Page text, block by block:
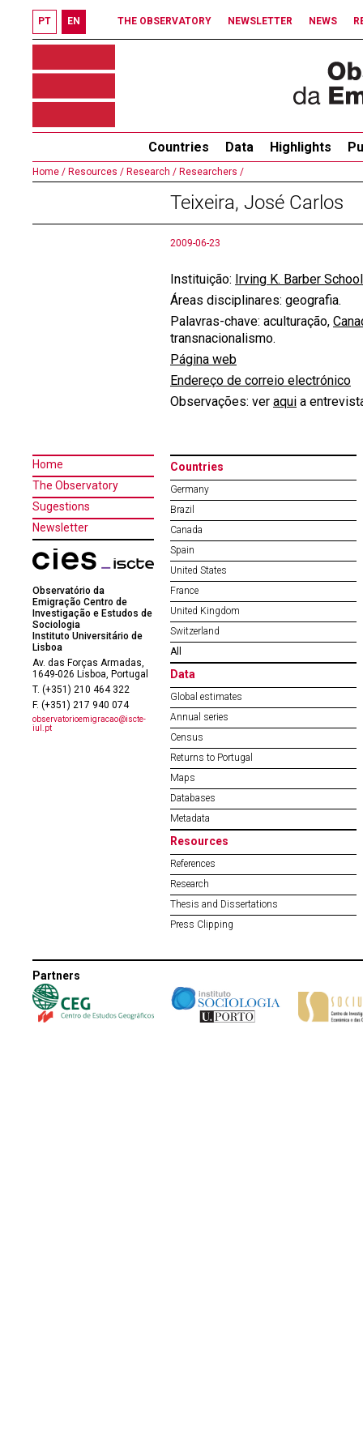
PT EN THE OBSERVATORY NEWSLETTER NEWS
Countries Data Highlights
Home / Resources / Research / Researchers /
Teixeira, José Carlos
2009-06-23
Instituição: Irving K. Barber
Áreas disciplinares: geografia.
Palavras-chave: aculturação,
transnacionalismo.
Página web
Endereço de correio electrónico
Observações: ver aqui a
Home
The Observatory
Sugestions
Newsletter
Observatório da
Emigração Centro de
Investigação e Estudos de
Sociologia
Instituto Universitário de
Lisboa
Av. das Forças Armadas,
1649-026 Lisboa, Portugal
T. (+351) 210 464 322
F. (+351) 217 940 074
observatorioemigracao@iscte-
iul.pt
Countries
Germany
Brazil
Canada
Spain
United States
France
United Kingdom
Switzerland
All
Data
Global estimates
Annual series
Census
Returns to Portugal
Maps
Databases
Metadata
Resources
References
Research
Thesis and Dissertations
Press Clipping
Partners